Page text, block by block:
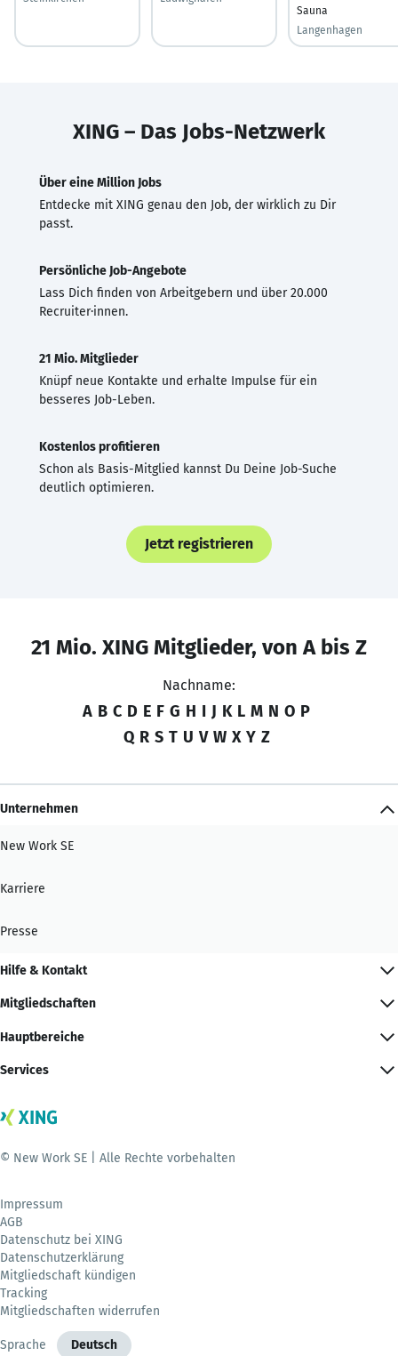
Sauna
Langenhagen
XING – Das Jobs-Netzwerk
Über eine Million Jobs
Entdecke mit XING genau den Job, der wirklich zu Dir
passt.
Persönliche Job-Angebote
Lass Dich finden von Arbeitgebern und über 20.000
Recruiter·innen.
21 Mio. Mitglieder
Knüpf neue Kontakte und erhalte Impulse für ein
besseres Job-Leben.
Kostenlos profitieren
Schon als Basis-Mitglied kannst Du Deine Job-Suche
deutlich optimieren.
Jetzt registrieren
21 Mio. XING Mitglieder, von A bis Z
Nachname:
A B C D E F G H I J K L M N O P
Q R S T U V W X Y Z
Unternehmen
New Work SE
Karriere
Presse
Hilfe & Kontakt
Mitgliedschaften
Hauptbereiche
Services
© New Work SE | Alle Rechte vorbehalten
Impressum
AGB
Datenschutz bei XING
Datenschutzerklärung
Mitgliedschaft kündigen
Tracking
Mitgliedschaften widerrufen
Sprache Deutsch